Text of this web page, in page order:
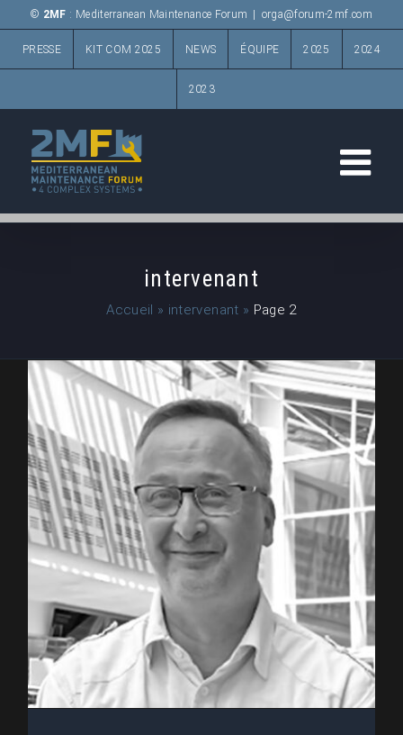
Passer
contenu
© 2MF : Mediterranean Maintenance Forum orga@forum-2mf.com
PRESSE KIT COM 2025 NEWS ÉQUIPE 2025 2024
2023
intervenant
Accueil » intervenant » Page 2
David LEMOINE • IMT Atlantique :
Intervenant au Forum 2MF (2024)